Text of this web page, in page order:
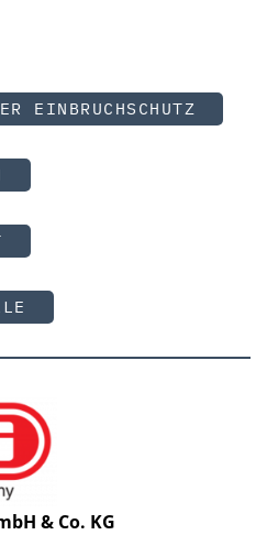
EINBRUCHSCHUTZ
& Co. KG